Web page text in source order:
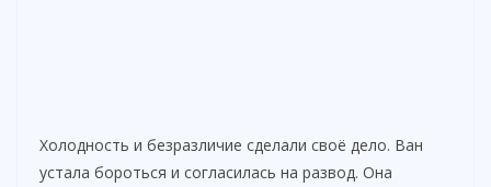
Холодность и безразличие сделали своё дело. Ван
устала бороться и согласилась на развод. Она